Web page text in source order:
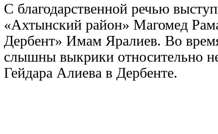
С благодарственной речью
«Ахтынский район» Магомед
Дербент» Имам Яралиев. Во
слышны выкрики относительно
Гейдара Алиева в Дербенте.